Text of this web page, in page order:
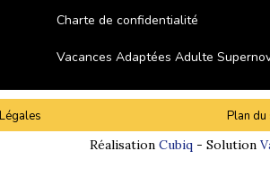
Charte de confidentialité
Vacances Adaptées Adulte
Plan du
Réalisation Cubiq- Solution